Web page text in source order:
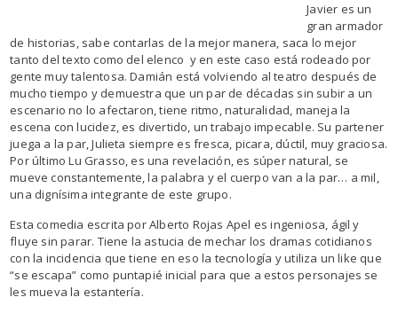
Javier es un
gran armador
de historias, sabe contarlas de la mejor manera, saca lo mejor
tanto del texto como del elenco y en este caso está rodeado por
gente muy talentosa. Damián está volviendo al teatro después de
mucho tiempo y demuestra que un par de décadas sin subir a un
escenario no lo afectaron, tiene ritmo, naturalidad, maneja la
escena con lucidez, es divertido, un trabajo impecable. Su partener
juega a la par, Julieta siempre es fresca, picara, dúctil, muy graciosa.
Por último Lu Grasso, es una revelación, es súper natural, se
mueve constantemente, la palabra y el cuerpo van a la par… a mil,
una dignísima integrante de este grupo.
Esta comedia escrita por Alberto Rojas Apel es ingeniosa, ágil y
fluye sin parar. Tiene la astucia de mechar los dramas cotidianos
con la incidencia que tiene en eso la tecnología y utiliza un like que
“se escapa” como puntapié inicial para que a estos personajes se
les mueva la estantería.